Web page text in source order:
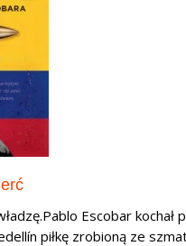
Escobar
piłkę zrobioną ze